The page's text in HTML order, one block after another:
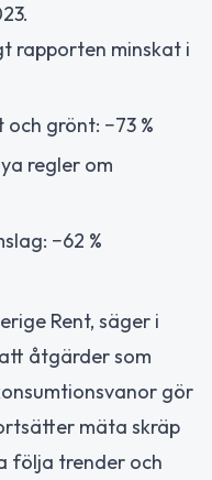
rapporten minskat i
grönt: −73 %
regler om
−62 %
Rent, säger i
åtgärder som
gör
mäta skräp
följa trender och